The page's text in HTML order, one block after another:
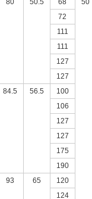
80 50.5 68
50
72
111
111
127
127
84.5 56.5
100
106
127
127
175
190
93 65
120
124